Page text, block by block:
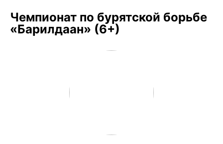
Чемпионат по бурятской борьбе
«Барилдаан» (6+)